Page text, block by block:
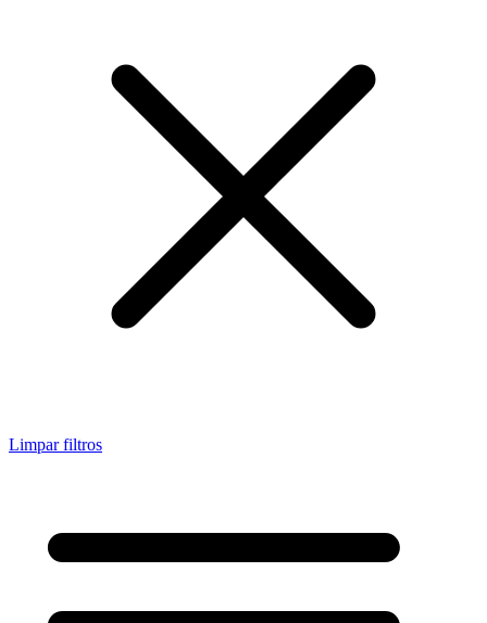
Limpar filtros